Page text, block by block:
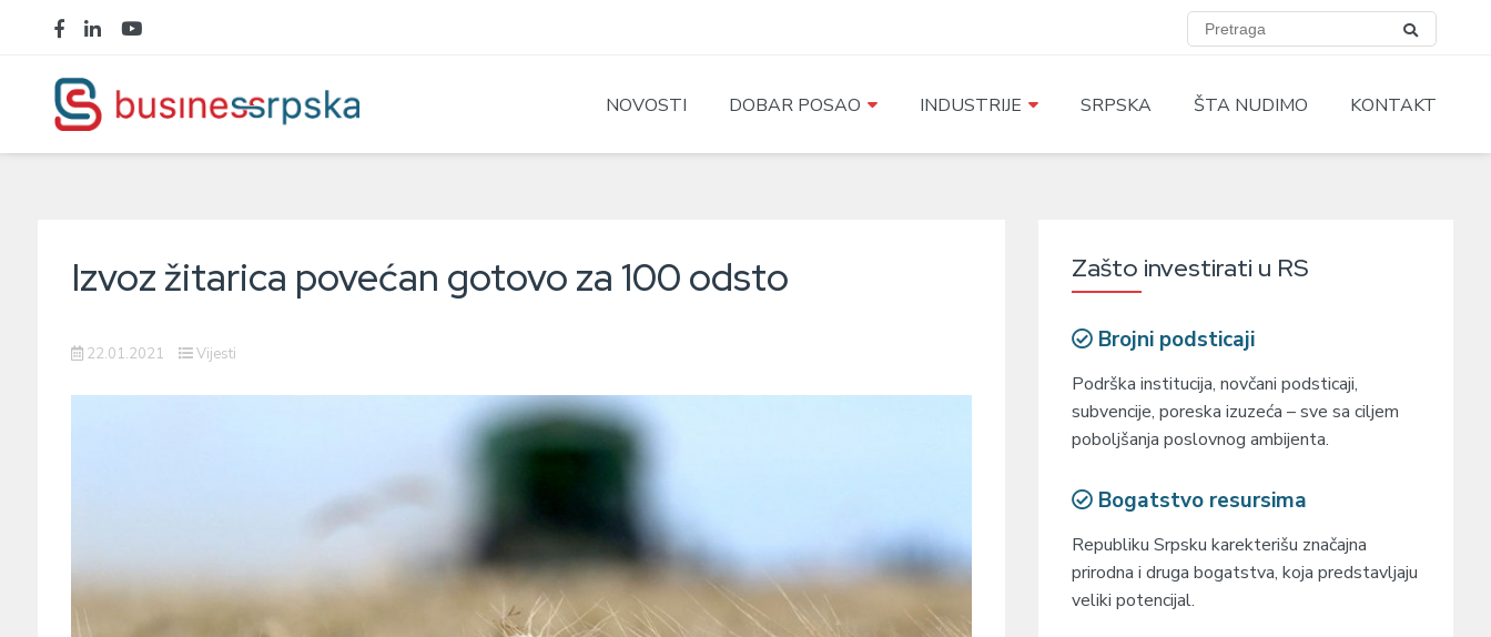
NOVOSTI DOBAR POSAO INDUSTRIJE SRPSKA ŠTA NUDIMO KONTAKT
Izvoz žitarica povećan gotovo za 100 odsto
22.01.2021 Vijesti
Zašto investirati u RS
Brojni podsticaji
Podrška institucija, novčani podsticaji,
subvencije, poreska izuzeća – sve sa ciljem
poboljšanja poslovnog ambijenta.
Bogatstvo resursima
Republiku Srpsku karekterišu značajna
prirodna i druga bogatstva, koja predstavljaju
veliki potencijal.